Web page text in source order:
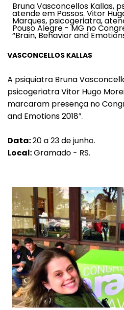
Bruna Vasconcellos Kallas,
atende em Passos. Vitor
Marques, psicogeriatra,
Pouso Alegre - MG no
“Brain, Behavior and
VASCONCELLOS KALLAS
A psiquiatra Bruna
psicogeriatra Vitor Hugo
marcaram presença no
and Emotions 2018”.
Data:20 a 23 de junho.
Local:Gramado - RS.